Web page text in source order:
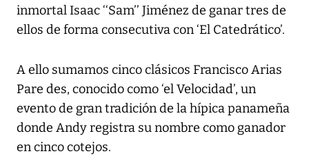
inmortal Isaac ‘‘Sam’’ Jiménez de ganar tres de
ellos de forma consecutiva con ‘El Catedrático’.
A ello sumamos cinco clásicos Francisco Arias
Pare des, conocido como ‘el Velocidad’, un
evento de gran tradición de la hípica panameña
donde Andy registra su nombre como ganador
en cinco cotejos.